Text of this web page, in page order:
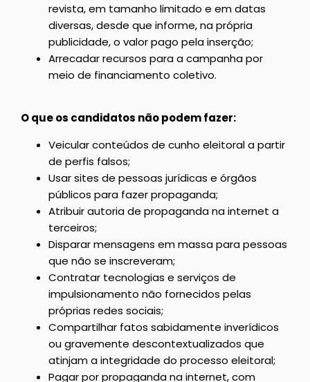
revista, em tamanho limitado e em datas
diversas, desde que informe, na própria
publicidade, o valor pago pela inserção;
Arrecadar recursos para a campanha por
meio de financiamento coletivo.
O que os candidatos não podem fazer:
Veicular conteúdos de cunho eleitoral a partir
de perfis falsos;
Usar sites de pessoas jurídicas e órgãos
públicos para fazer propaganda;
Atribuir autoria de propaganda na internet a
terceiros;
Disparar mensagens em massa para pessoas
que não se inscreveram;
Contratar tecnologias e serviços de
impulsionamento não fornecidos pelas
próprias redes sociais;
Compartilhar fatos sabidamente inverídicos
ou gravemente descontextualizados que
atinjam a integridade do processo eleitoral;
Pagar por propaganda na internet, com